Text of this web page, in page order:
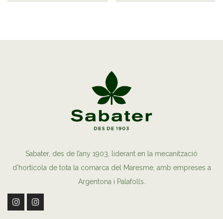
Sabater, des de l’any 1903, liderant en la mecanització
d’hortícola de tota la comarca del Maresme, amb empreses a
Argentona i Palafolls.